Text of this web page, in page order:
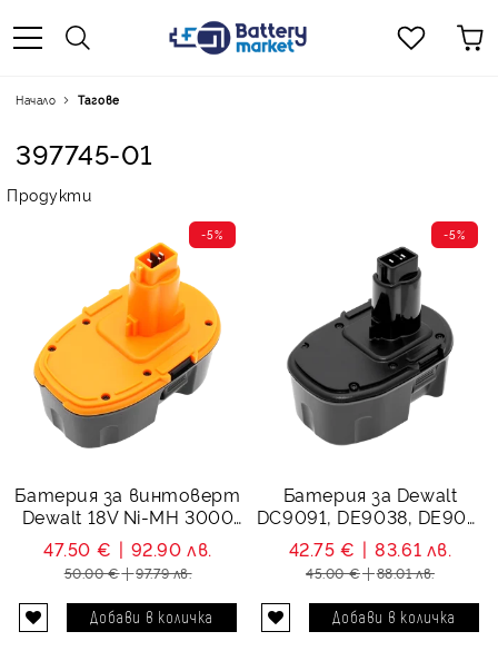
Начало Тагове
397745-01
Продукти
Батерия за винтоверт
Dewalt 18V Ni-MH 3000
mAh Dewalt DE9039,
DW9096
-5%
47.50 € 92.90 лв.
50.00 € 97.79 лв.
Батерия за Dewalt
DC9091, DE9038, DE909,
DE9502 - 14.4V 3000
mAh
-5%
42.75 € 83.61 лв.
45.00 € 88.01 лв.